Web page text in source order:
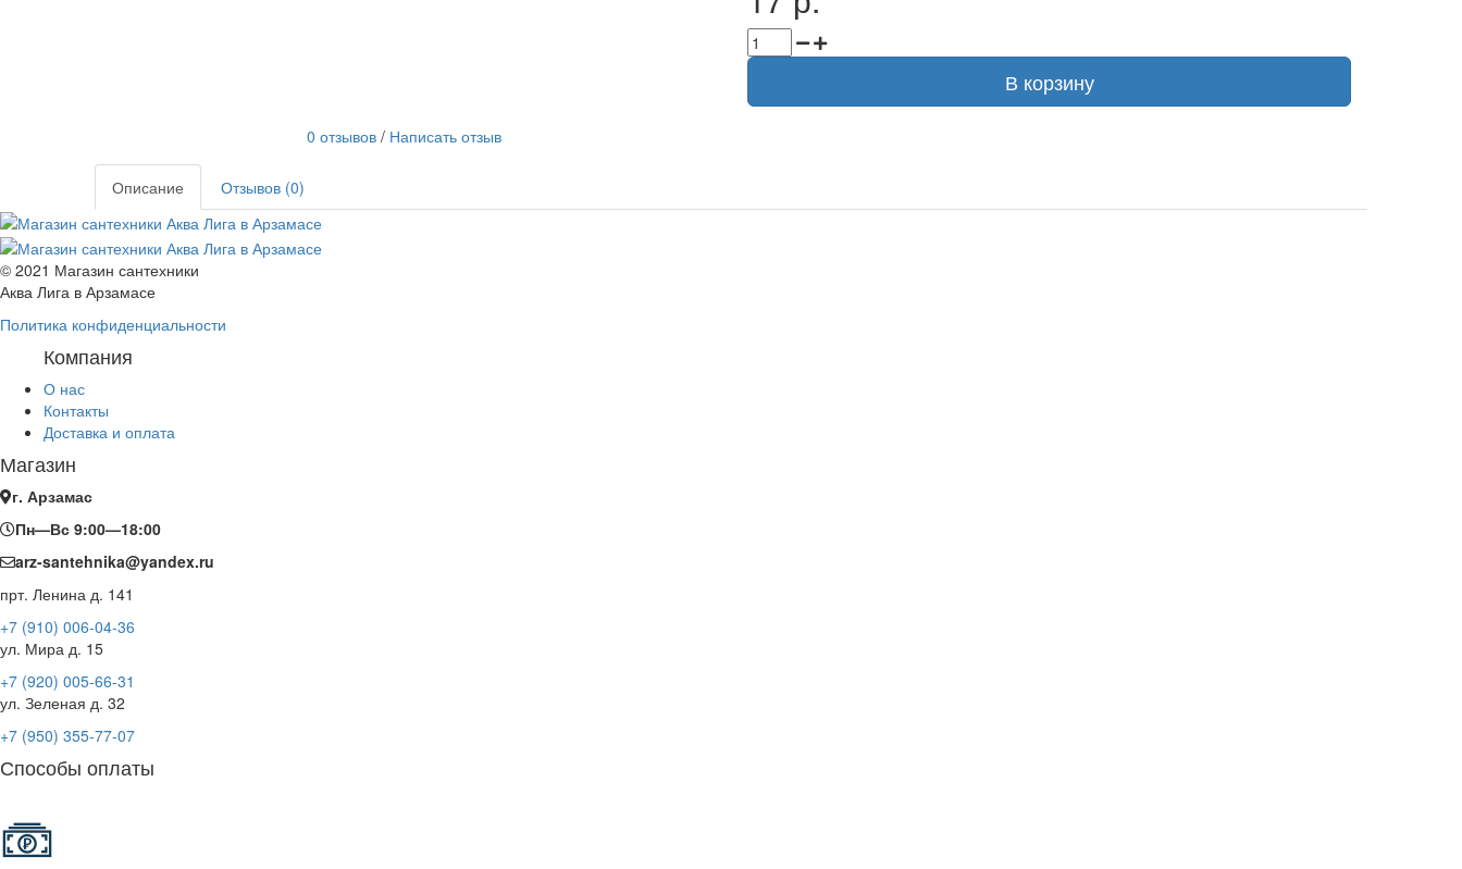
В корзину
0 отзывов / Написать отзыв
Описание Отзывов (0)
© 2021 Магазин сантехники
Аква Лига в Арзамасе
Политика конфиденциальности
Компания
О нас
Контакты
Доставка и оплата
Магазин
г. Арзамас
Пн—Вс 9:00—18:00
arz-santehnika@yandex.ru
прт. Ленина д. 141
+7 (910) 006-04-36
ул. Мира д. 15
+7 (920) 005-66-31
ул. Зеленая д. 32
+7 (950) 355-77-07
Способы оплаты